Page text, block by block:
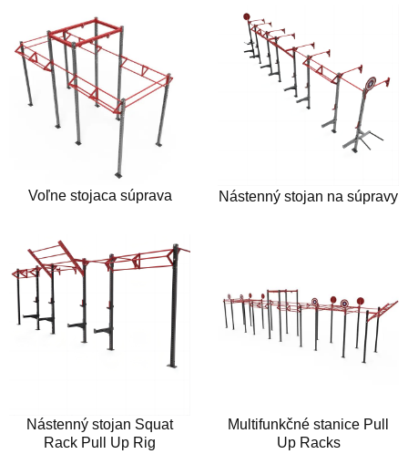
Voľne stojaca súprava Nástenný stojan na súpravy
Nástenný stojan Squat
Rack Pull Up Rig
Multifunkčné stanice Pull
Up Racks